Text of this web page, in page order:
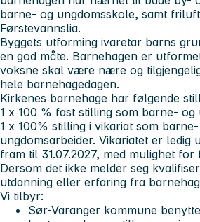
barne- og ungdomsskole, samt
Førstevannslia.
Byggets utforming ivaretar barns
en god måte. Barnehagen er
voksne skal være nære og
hele barnehagedagen.
Kirkenes barnehage har følgende
1 x 100 % fast stilling som barne- og
1 x 100% stilling i vikariat som
ungdomsarbeider. Vikariatet er ledig
fram til 31.07.2027, med mulighet for
Dersom det ikke melder seg
utdanning eller erfaring fra
Vi tilbyr:
Sør-Varanger kommune